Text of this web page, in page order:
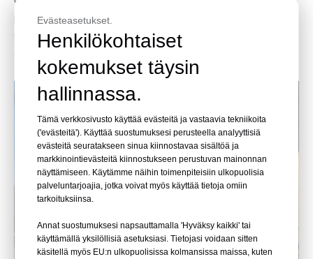
kuljetusmuoto, Leyulla on rikas kokemus kuljetuksista, ja
yhteistyössä korkealaatuisen rahtikuljetustiimin kanssa hinta
Evästeasetukset.
Henkilökohtaiset
kokemukset täysin
hallinnassa.
Tämä verkkosivusto käyttää evästeitä ja vastaavia tekniikoita
('evästeitä'). Käyttää suostumuksesi perusteella analyyttisiä
evästeitä seuratakseen sinua kiinnostavaa sisältöä ja
markkinointievästeitä kiinnostukseen perustuvan mainonnan
näyttämiseen. Käytämme näihin toimenpiteisiin ulkopuolisia
palveluntarjoajia, jotka voivat myös käyttää tietoja omiin
tarkoituksiinsa.
Annat suostumuksesi napsauttamalla 'Hyväksy kaikki' tai
käyttämällä yksilöllisiä asetuksiasi. Tietojasi voidaan sitten
käsitellä myös EU:n ulkopuolisissa kolmansissa maissa, kuten